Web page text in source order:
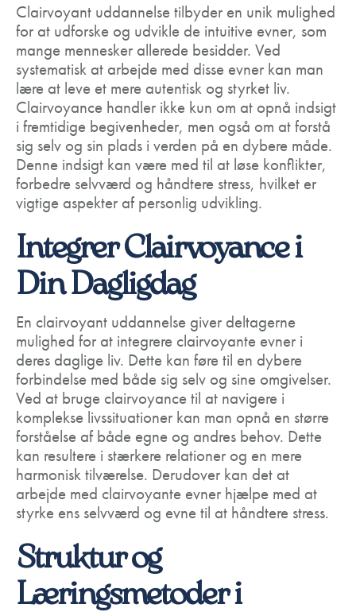
Clairvoyant uddannelse tilbyder en unik mulighed
for at udforske og udvikle de intuitive evner, som
mange mennesker allerede besidder. Ved
systematisk at arbejde med disse evner kan man
lære at leve et mere autentisk og styrket liv.
Clairvoyance handler ikke kun om at opnå indsigt
i fremtidige begivenheder, men også om at forstå
sig selv og sin plads i verden på en dybere måde.
Denne indsigt kan være med til at løse konflikter,
forbedre selvværd og håndtere stress, hvilket er
vigtige aspekter af personlig udvikling.
Integrer Clairvoyance i
Din Dagligdag
En clairvoyant uddannelse giver deltagerne
mulighed for at integrere clairvoyante evner i
deres daglige liv. Dette kan føre til en dybere
forbindelse med både sig selv og sine omgivelser.
Ved at bruge clairvoyance til at navigere i
komplekse livssituationer kan man opnå en større
forståelse af både egne og andres behov. Dette
kan resultere i stærkere relationer og en mere
harmonisk tilværelse. Derudover kan det at
arbejde med clairvoyante evner hjælpe med at
styrke ens selvværd og evne til at håndtere stress.
Struktur og
Læringsmetoder i